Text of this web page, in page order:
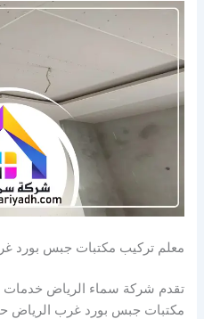
معلم تركيب مكتبات جبس بورد
تقدم شركة سماء الرياض خدمات
مكتبات جبس بورد غرب الرياض